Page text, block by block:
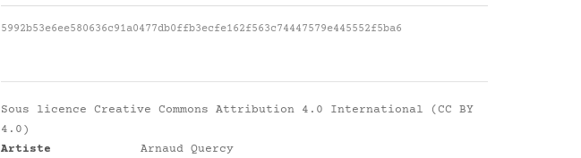
5992b53e6ee580636c91a0477db0ffb3ecfe162f563c74447579e445552f5ba6
Sous licence Creative Commons Attribution 4.0 International (CC BY
4.0)
Artiste
Arnaud Quercy